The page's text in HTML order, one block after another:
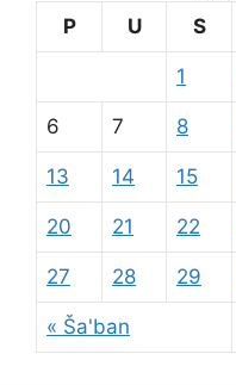
P
U S
« Ša'ban
1
6 7 8
13 14 15
20 21 22
27 28 29